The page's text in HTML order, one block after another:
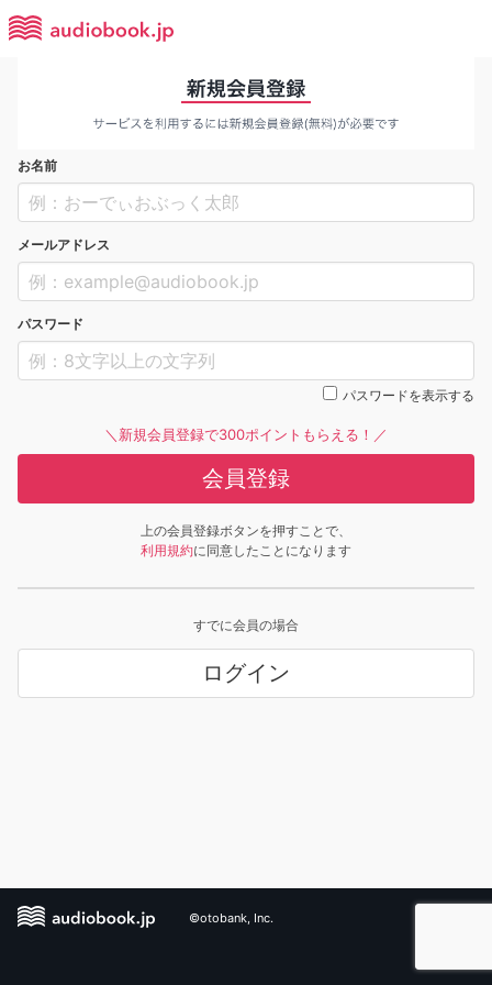
お名前
メールアドレス
パスワード
パスワードを表示する
＼新規会員登録で300ポイントもらえる！／
会員登録
上の会員登録ボタンを押すことで、
利用規約に同意したことになります
すでに会員の場合
ログイン
©otobank, Inc.